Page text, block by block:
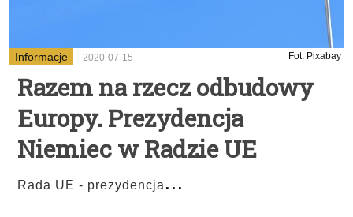
Informacje 2020-07-15 Fot. Pixabay
Razem na rzecz odbudowy
Europy. Prezydencja
Niemiec w Radzie UE
Rada UE - prezydencja ...